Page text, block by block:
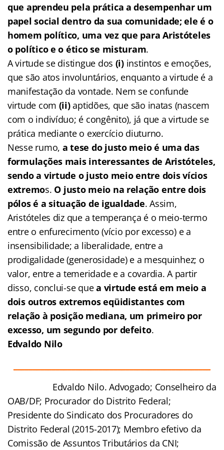
que aprendeu pela prática a desempenhar um
papel social dentro da sua comunidade; ele é o
homem político, uma vez que para Aristóteles
o político e o ético se misturam.
A virtude se distingue dos (i)instintos e emoções,
que são atos involuntários, enquanto a virtude é a
manifestação da vontade. Nem se confunde
virtude com (ii)aptidões, que são inatas (nascem
com o indivíduo; é congênito), já que a virtude se
prática mediante o exercício diuturno.
Nesse rumo, a tese do justo meio é uma das
formulações mais interessantes de Aristóteles,
sendo a virtude o justo meio entre dois vícios
extremos. O justo meio na relação entre dois
pólos é a situação de igualdade. Assim,
Aristóteles diz que a temperança é o meio-termo
entre o enfurecimento (vício por excesso) e a
insensibilidade; a liberalidade, entre a
prodigalidade (generosidade) e a mesquinhez; o
valor, entre a temeridade e a covardia. A partir
disso, conclui-se quea virtude está em meio a
dois outros extremos eqüidistantes com
relação à posição mediana, um primeiro por
excesso, um segundo por defeito.
Edvaldo Nilo
Edvaldo Nilo. Advogado; Conselheiro da
OAB/DF; Procurador do Distrito Federal;
Presidente do Sindicato dos Procuradores do
Distrito Federal (2015-2017); Membro efetivo da
Comissão de Assuntos Tributários da CNI;